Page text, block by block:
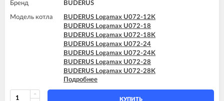
Бренд BUDERUS
Модель котла
BUDERUS Logamax U072-12K
BUDERUS Logamax U072-18
BUDERUS Logamax U072-18K
BUDERUS Logamax U072-24
BUDERUS Logamax U072-24K
BUDERUS Logamax U072-28
BUDERUS Logamax U072-28K
BUDERUS Logamax U072-35
BUDERUS Logamax U072-35K
Подробнее
КУПИТЬ